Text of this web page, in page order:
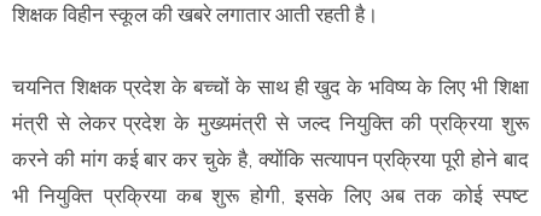
शिक्षक विहीन स्कूल की खबरे लगातार आती रहती है।
चयनित शिक्षक प्रदेश के बच्चों के साथ ही खुद के भविष्य के लिए भी शिक्षा
मंत्री से लेकर प्रदेश के मुख्यमंत्री से जल्द नियुक्ति की प्रक्रिया शुरू
करने की मांग कई बार कर चुके है, क्योंकि सत्यापन प्रक्रिया पूरी होने बाद
भी नियुक्ति प्रक्रिया कब शुरू होगी, इसके लिए अब तक कोई स्पष्ट